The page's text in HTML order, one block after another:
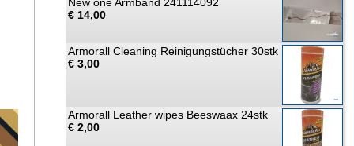
€ 14,00
Armorall Cleaning Reinigungstücher 30stk
€ 3,00
Armorall Leather wipes Beeswaax 24stk
€ 2,00